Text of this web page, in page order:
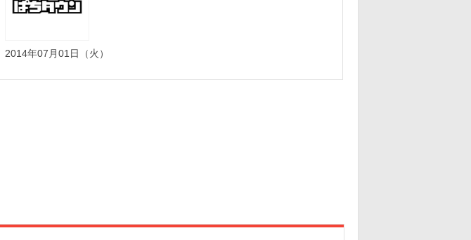
2014年07月01日（火）